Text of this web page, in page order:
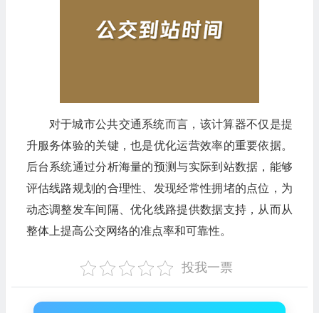
对于城市公共交通系统而言，该计算器不仅是提
升服务体验的关键，也是优化运营效率的重要依据。
后台系统通过分析海量的预测与实际到站数据，能够
评估线路规划的合理性、发现经常性拥堵的点位，为
动态调整发车间隔、优化线路提供数据支持，从而从
整体上提高公交网络的准点率和可靠性。
投我一票